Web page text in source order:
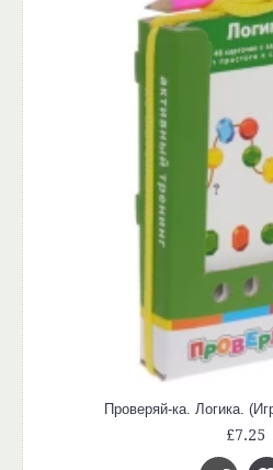
Проверяй-ка. Логика.
£7.25